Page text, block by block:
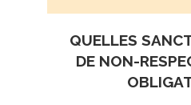
QUELLES
DE NON-